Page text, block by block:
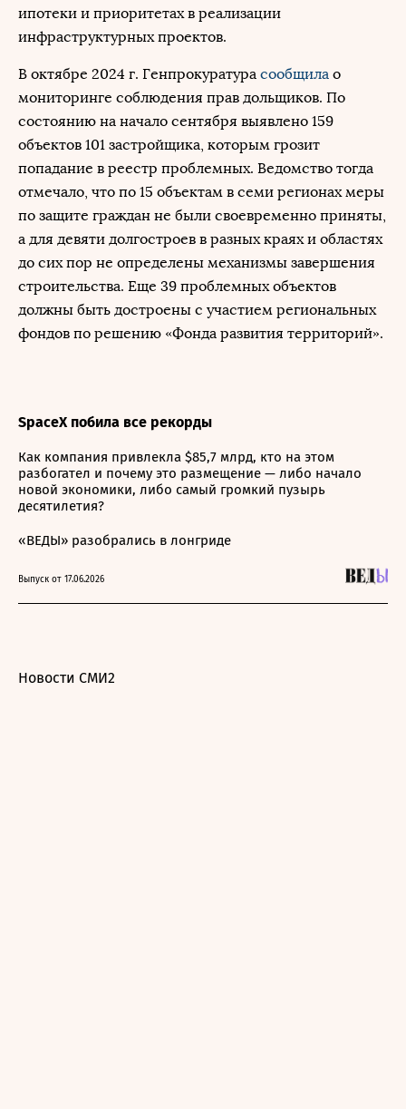
ипотеки и приоритетах в реализации
инфраструктурных проектов.
В октябре 2024 г. Генпрокуратура сообщила о
мониторинге соблюдения прав дольщиков. По
состоянию на начало сентября выявлено 159
объектов 101 застройщика, которым грозит
попадание в реестр проблемных. Ведомство тогда
отмечало, что по 15 объектам в семи регионах меры
по защите граждан не были своевременно приняты,
а для девяти долгостроев в разных краях и областях
до сих пор не определены механизмы завершения
строительства. Еще 39 проблемных объектов
должны быть достроены с участием региональных
фондов по решению «Фонда развития территорий».
SpaceX побила все рекорды
Как компания привлекла $85,7 млрд, кто на этом
разбогател и почему это размещение — либо начало
новой экономики, либо самый громкий пузырь
десятилетия?
«ВЕДЫ» разобрались в лонгриде
Выпуск от 17.06.2026
Новости СМИ2